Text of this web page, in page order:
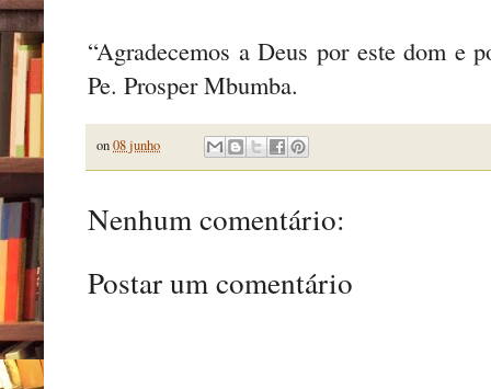
“Agradecemos a Deus por este dom e
Pe. Prosper Mbumba.
on08 junho
Nenhum comentário:
Postar um comentário